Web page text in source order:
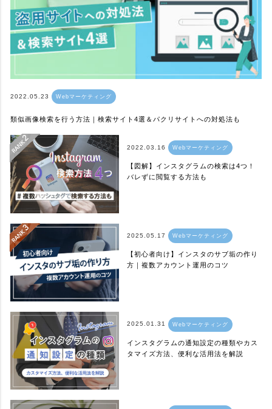
2022.05.23 Webマーケティング
類似画像検索を行う方法｜検索サイト4選＆パクリサイトへの対処法も
2022.03.16 Webマーケティング
【図解】インスタグラムの検索は4つ！
バレずに閲覧する方法も
2025.05.17 Webマーケティング
【初心者向け】インスタのサブ垢の作り
方｜複数アカウント運用のコツ
2025.01.31 Webマーケティング
インスタグラムの通知設定の種類やカス
タマイズ方法、便利な活用法を解説